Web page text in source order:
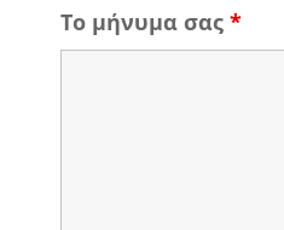
Το μήνυμα σας *